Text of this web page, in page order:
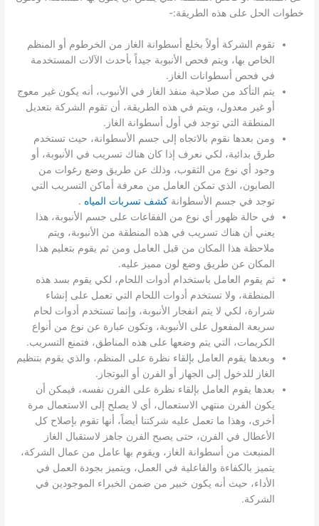
خطوات الحل على هذه الطريقة:-
تقوم الشركة أولاً بخلع أسطوانة الغاز من الخرطوم أو المنظم
الخاص بها، ويتم فحص الأنبوبة جيداً بأحدث الآلات المستخدمة
في فحص أسطوانات الغاز.
يتم التأكد من صلاحية منفذ الغاز في الأنبوب، أنه يكون غير معوج
أو غير معدول، ويتم في هذه الطريقة، أن تقوم الشركة بتعديل
المنطقة التي توجد في أول أسطوانة الغاز.
ومن بعدها نقوم بالاتجاه إلى جسم الأسطوانة، حيث تستخدم
طرق بدائية، لكي نعرف إذا كان هناك تسريب في الأنبوبة، أو
وجود أي نوع من الثقوب، وذلك عن طريق وضع رغوات من
الصابون، الذي تمكن العامل من معرفة أماكن التسريب التي
توجد في جسم الأسطوانةكشف تسربات المياه .
في حالة ظهور أي نوع من الفقاعات على جسم الأنبوبة، هذا
يعني أن هناك تسريب في هذه المنطقة من الأنبوبة، ويتم
ملاحظة هذا المكان من قبل العامل ومن ثم يقوم بتعليم هذا
المكان عن طريق وضع لون مميز عليه.
ثم يقوم العامل باستخدام أدوات اللحام، لكي يقوم بسد هذه
المنطقة، ولا تستخدم أدوات اللحام التي تعمل على إنشاء
شرارة، لكي لا يتم انفجار الأنبوبة، وإنما تستخدم أدوات لحام
سريعة المفعول على الأنبوبة، وتكون عبارة عن نوع من أنواع
الكريمات، التي يتم وضعها على هذه المناطق، فتمنع التسريب.
وبعدها يقوم العامل بإلقاء نظرة على المنظم، والذي يقوم بتنظيم
الغاز للدخول إلى الجهاز أو الفرن أو البوتجاز.
بعدها يقوم العامل بإلقاء نظرة على الفرن نفسه، فيمكن أن
يكون الفرن منتهي الاستعمال، أي لا يصلح إلى الاستعمال مرة
أخرى، وهذا ما تعمل عليه شركتنا أيضاً، أنها تقوم بإصلاح كل
الأعطال في الفرن، حتى يصبح الفرن جاهز لاستقبال الغاز
المنبعث من أسطوانة الغاز، ويقوم بها عامل من عمال الشركة،
يتميز بالكفاءة والفاعلية في العمل، ويتميز بجودة العمل في
الأداء، حيث أنه يكون خبير من ضمن الخبراء الموجودين في
الشركة.